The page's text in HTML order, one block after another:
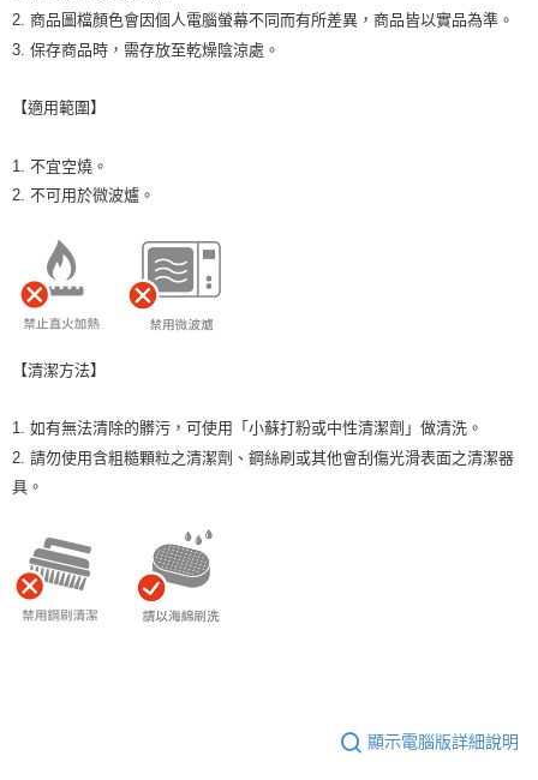
2. 商品圖檔顏色會因個人電腦螢幕不同而有所差異，商品皆以實品為準。
3. 保存商品時，需存放至乾燥陰涼處。
【適用範圍】
1. 不宜空燒。
2. 不可用於微波爐。
【清潔方法】
1. 如有無法清除的髒污，可使用「小蘇打粉或中性清潔劑」做清洗。
2. 請勿使用含粗糙顆粒之清潔劑、鋼絲刷或其他會刮傷光滑表面之清潔器
具。
顯示電腦版詳細說明